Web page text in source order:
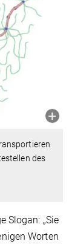
des
Slogan: „Sie
Worten